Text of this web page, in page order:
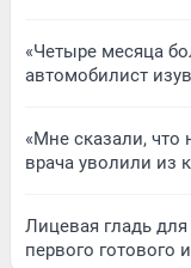
«Четыре месяца
автомобилист
«Мне сказали, что
врача уволили из
Лицевая гладь
первого готового